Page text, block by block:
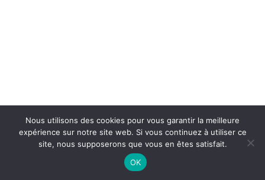
Nous utilisons des cookies pour vous garantir la meilleure
expérience sur notre site web. Si vous continuez à utiliser ce
site, nous supposerons que vous en êtes satisfait.
OK